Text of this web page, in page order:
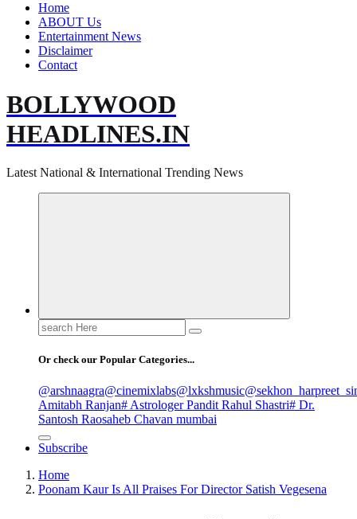
Home
ABOUT Us
Entertainment News
Disclaimer
Contact
BOLLYWOOD
HEADLINES.IN
Latest National & International Trending News
Search
for:
Or check our Popular Categories...
@arshnaagra@cinemixlabs@lxkshmusic
Amitabh Ranjan# Astrologer Pandit Rahul Shastri# Dr.
Santosh Raosaheb Chavan mumbai
Subscribe
Home
Poonam Kaur Is All Praises For Director Satish Vegesena